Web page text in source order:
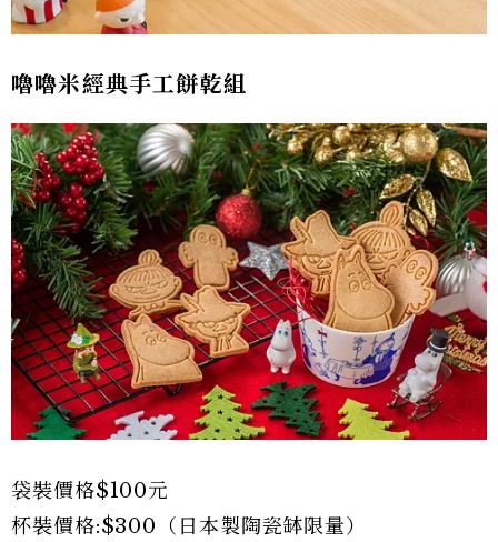
嚕嚕米經典手工餅乾組
袋裝價格$100元
杯裝價格:$300（日本製陶瓷缽限量）